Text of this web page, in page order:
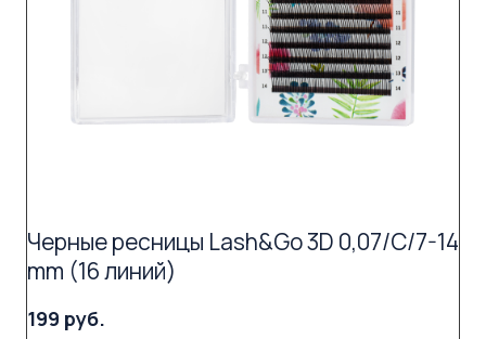
Черные ресницы Lash&Go 3D 0,07/C/7-14
mm (16 линий)
199 руб.